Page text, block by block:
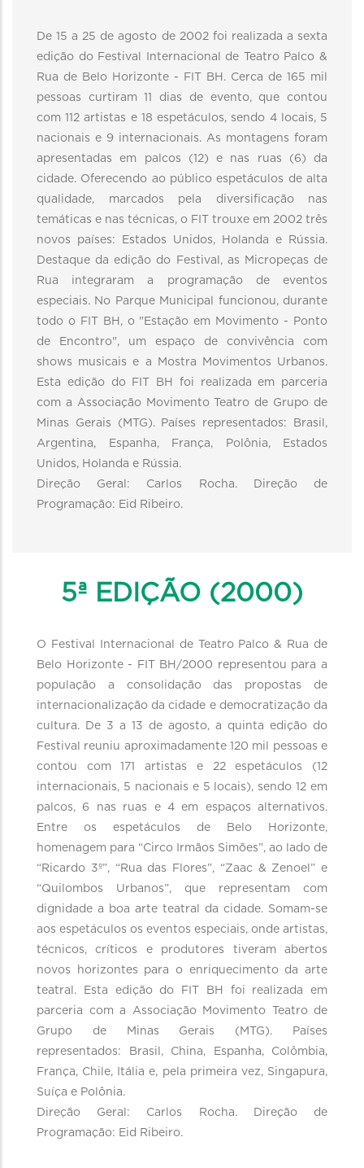
De 15 a 25 de agosto de 2002 foi realizada a sexta
edição do Festival Internacional de Teatro Palco &
Rua de Belo Horizonte - FIT BH. Cerca de 165 mil
pessoas curtiram 11 dias de evento, que contou
com 112 artistas e 18 espetáculos, sendo 4 locais, 5
nacionais e 9 internacionais. As montagens foram
apresentadas em palcos (12) e nas ruas (6) da
cidade. Oferecendo ao público espetáculos de alta
qualidade, marcados pela diversificação nas
temáticas e nas técnicas, o FIT trouxe em 2002 três
novos países: Estados Unidos, Holanda e Rússia.
Destaque da edição do Festival, as Micropeças de
Rua integraram a programação de eventos
especiais. No Parque Municipal funcionou, durante
todo o FIT BH, o "Estação em Movimento - Ponto
de Encontro", um espaço de convivência com
shows musicais e a Mostra Movimentos Urbanos.
Esta edição do FIT BH foi realizada em parceria
com a Associação Movimento Teatro de Grupo de
Minas Gerais (MTG). Países representados: Brasil,
Argentina, Espanha, França, Polônia, Estados
Unidos, Holanda e Rússia.
Direção Geral: Carlos Rocha. Direção de
Programação: Eid Ribeiro.
5ª EDIÇÃO (2000)
O Festival Internacional de Teatro Palco & Rua de
Belo Horizonte - FIT BH/2000 representou para a
população a consolidação das propostas de
internacionalização da cidade e democratização da
cultura. De 3 a 13 de agosto, a quinta edição do
Festival reuniu aproximadamente 120 mil pessoas e
contou com 171 artistas e 22 espetáculos (12
internacionais, 5 nacionais e 5 locais), sendo 12 em
palcos, 6 nas ruas e 4 em espaços alternativos.
Entre os espetáculos de Belo Horizonte,
homenagem para “Circo Irmãos Simões”, ao lado de
“Ricardo 3º”, “Rua das Flores”, “Zaac & Zenoel” e
“Quilombos Urbanos”, que representam com
dignidade a boa arte teatral da cidade. Somam-se
aos espetáculos os eventos especiais, onde artistas,
técnicos, críticos e produtores tiveram abertos
novos horizontes para o enriquecimento da arte
teatral. Esta edição do FIT BH foi realizada em
parceria com a Associação Movimento Teatro de
Grupo de Minas Gerais (MTG). Países
representados: Brasil, China, Espanha, Colômbia,
França, Chile, Itália e, pela primeira vez, Singapura,
Suíça e Polônia.
Direção Geral: Carlos Rocha. Direção de
Programação: Eid Ribeiro.